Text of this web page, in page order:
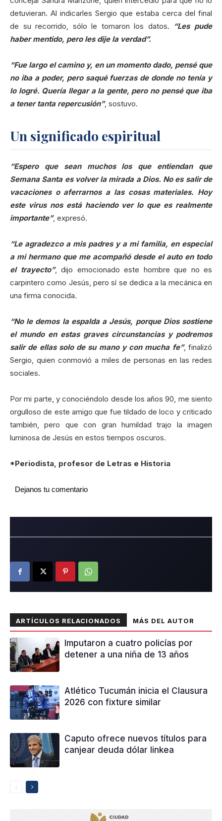
detuvieran. Al indicarles Sergio que estaba cerca del final
de su recorrido, sólo le tomaron los datos.
“Les pude
haber mentido, pero les dije la verdad”.
“Fue largo el camino y, en un momento dado, pensé que
no iba a poder, pero saqué fuerzas de donde no tenía y
lo logré. Quería llegar a la gente, pero no pensé que iba
a tener tanta repercusión”, sostuvo.
Un significado espiritual
“Espero que sean muchos los que entiendan que
Semana Santa es volver la mirada a Dios. No es salir de
vacaciones o aferrarnos a las cosas materiales. Hoy
este virus nos está haciendo ver lo que es realmente
importante”, expresó.
“Le agradezco a mis padres y a mi familia, en especial
a mi hermano que me acompañó desde el auto en todo
el trayecto”, dijo emocionado este hombre que no es
carpintero como Jesús, pero sí se dedica a la mecánica en
una firma conocida.
“No le demos la espalda a Jesús, porque Dios sostiene
el mundo en estas graves circunstancias y podremos
salir de ellas solo de su mano y con mucha fe”, finalizó
Sergio, quien conmovió a miles de personas en las redes
sociales.
Por mi parte, y conociéndolo desde los años 90, me siento
orgulloso de este amigo que fue tildado de loco y criticado
también, pero que con gran humildad trajo la imagen
luminosa de Jesús en estos tiempos oscuros.
*Periodista, profesor de Letras e Historia
Dejanos tu comentario
ARTÍCULOS RELACIONADOS MÁS DEL AUTOR
Imputaron a cuatro policías por
detener a una niña de 13 años
Atlético Tucumán inicia el Clausura
2026 con fixture similar
Caputo ofrece nuevos títulos para
canjear deuda dólar linkea